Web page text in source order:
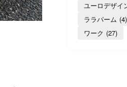
ユーロデザイ
ララパーム (4)
ワーク (27)